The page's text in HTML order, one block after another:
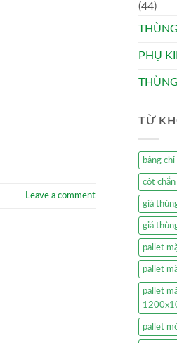
Leave a comment
(44)
PHỤ
TỪ
bảng chỉ
cột
giá
giá
pallet
pallet
pallet
pallet